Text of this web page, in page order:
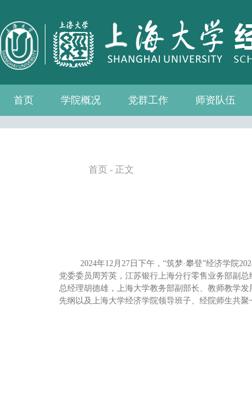
首页 学院概况
学院介绍 学院简介
发展历程
历任院长
现任领导
组织机构
学院愿景
党群工作
党务公开
党的建设
群众团体 工会
青联会
妇委会
退管会
学院制度
师资队伍
教师名录
人事专栏
招聘信息
博士后流动站
首页 - 正文
2024年12月27日下午，“筑梦·攀登”经济学院
党委委员周芳英，江苏银行上海分行零售业务部副
总经理胡德雄，上海大学教务部副部长、教师教学
先纲以及上海大学经济学院领导班子、经院师生共